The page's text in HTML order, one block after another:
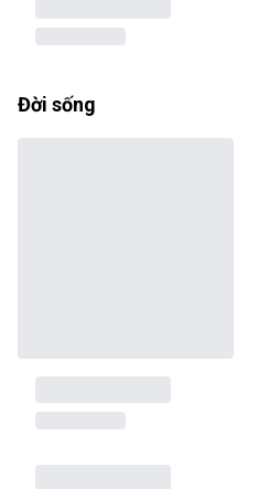
Đời sống